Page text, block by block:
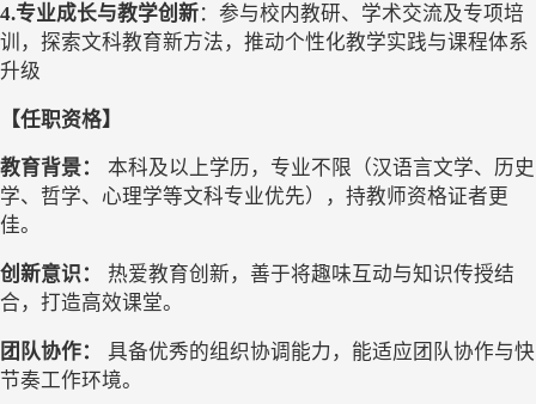
4.专业成长与教学创新： 参与校内教研、学术交流及专项培
训，探索文科教育新方法，推动个性化教学实践与课程体系
升级
【任职资格】
教育背景：
本科及以上学历，专业不限（汉语言文学、历史
学、哲学、心理学等文科专业优先），持教师资格证者更
佳。
创新意识：
热爱教育创新，善于将趣味互动与知识传授结
合，打造高效课堂。
团队协作：
具备优秀的组织协调能力，能适应团队协作与快
节奏工作环境。